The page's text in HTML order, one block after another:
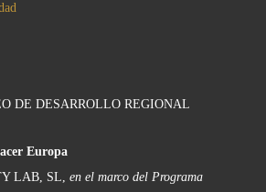
DE DESARROLLO REGIONAL
Europa
LAB, SL, en el marco del Programa